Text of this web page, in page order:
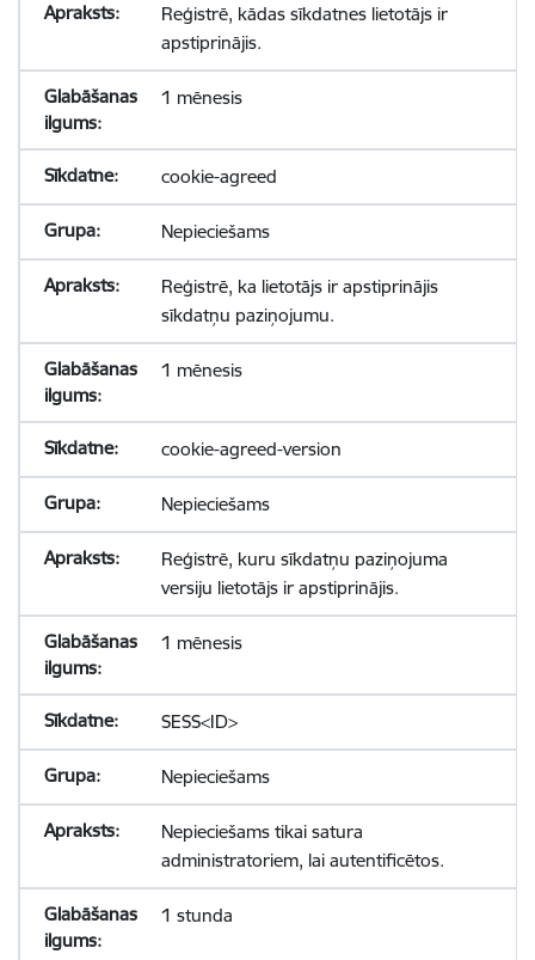
Reģistrē, kādas sīkdatnes lietotājs ir
apstiprinājis.
1 mēnesis
cookie-agreed
Nepieciešams
Reģistrē, ka lietotājs ir apstiprinājis
sīkdatņu paziņojumu.
1 mēnesis
cookie-agreed-version
Nepieciešams
Reģistrē, kuru sīkdatņu paziņojuma
versiju lietotājs ir apstiprinājis.
1 mēnesis
SESS<ID>
Nepieciešams
Nepieciešams tikai satura
administratoriem, lai autentificētos.
1 stunda